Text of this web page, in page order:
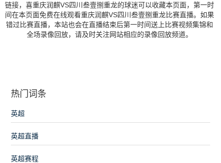
链接，喜重庆润麒VS四川叁壹捌重龙的球迷可以收藏本页面，第一时
间在本页面免费在线观看重庆润麒VS四川叁壹捌重龙比赛直播。如果
错过比赛直播，本站也会在直播结束后第一时间送上比赛视频集锦和
全场录像回放，请及时关注网站相应的录像回放频道。
热门词条
英超
英超直播
英超赛程